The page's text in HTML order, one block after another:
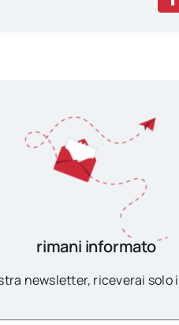
rimani informato
newsletter, riceverai